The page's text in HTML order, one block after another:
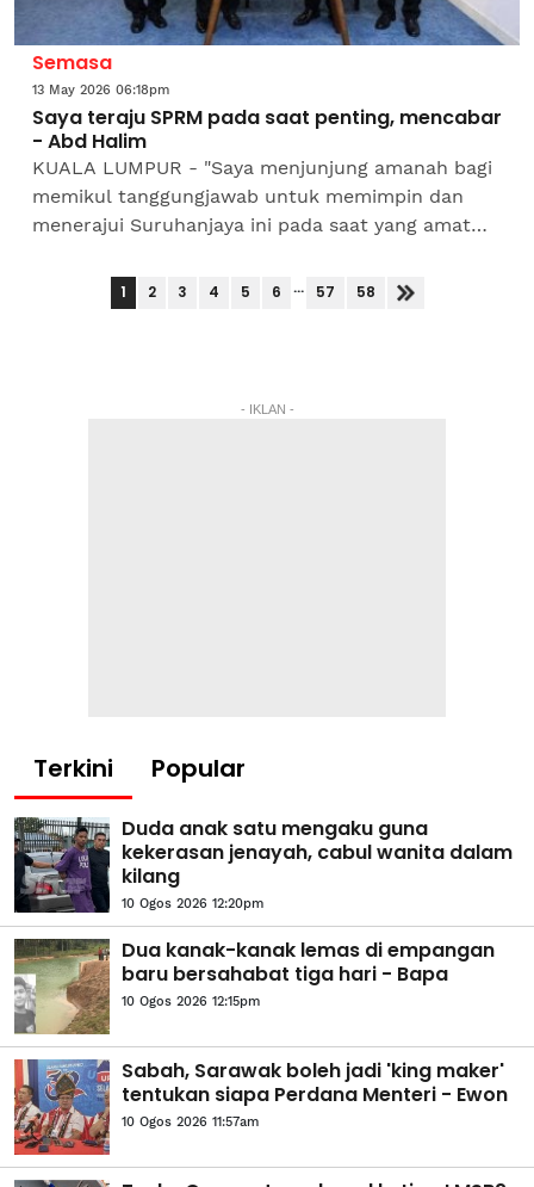
Semasa
13 May 2026 06:18pm
Saya teraju SPRM pada saat penting, mencabar
- Abd Halim
KUALA LUMPUR - "Saya menjunjung amanah bagi
memikul tanggungjawab untuk memimpin dan
menerajui Suruhanjaya ini pada saat yang amat
tegas Datuk Seri Abd...
1 2 3 4 5 6 ... 57 58
- IKLAN -
Terkini Popular
Duda anak satu mengaku guna
kekerasan jenayah, cabul wanita dalam
kilang
10 Ogos 2026 12:20pm
Dua kanak-kanak lemas di empangan
baru bersahabat tiga hari - Bapa
10 Ogos 2026 12:15pm
Sabah, Sarawak boleh jadi 'king maker'
tentukan siapa Perdana Menteri - Ewon
10 Ogos 2026 11:57am